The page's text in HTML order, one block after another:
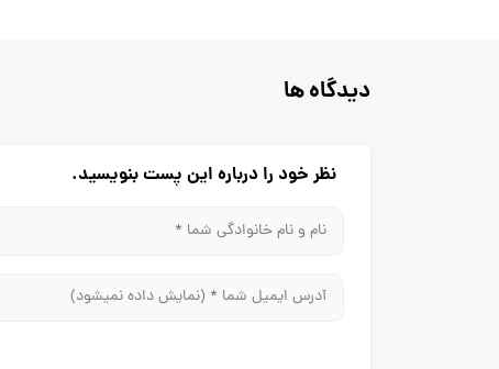
دیدگاه ها
نظر خود را درباره این پست بنویسید.